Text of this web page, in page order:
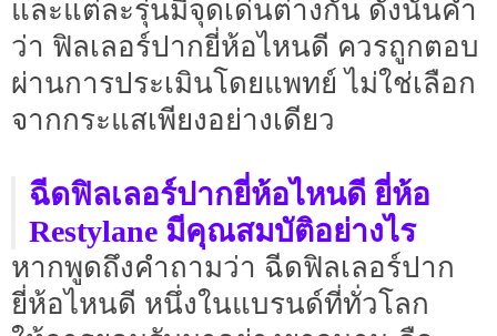
และแต่ละรุ่นมีจุดเด่นต่างกัน ดังนั้นคำ
ว่า ฟิลเลอร์ปากยี่ห้อไหนดี ควรถูกตอบ
ผ่านการประเมินโดยแพทย์ ไม่ใช่เลือก
จากกระแสเพียงอย่างเดียว
ฉีดฟิลเลอร์ปากยี่ห้อไหนดี ยี่ห้อ
Restylane มีคุณสมบัติอย่างไร
หากพูดถึงคำถามว่า ฉีดฟิลเลอร์ปาก
ยี่ห้อไหนดี หนึ่งในแบรนด์ที่ทั่วโลก